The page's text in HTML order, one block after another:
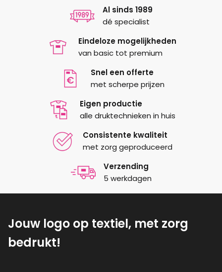
Al sinds 1989
dé specialist
Eindeloze mogelijkheden
van basic tot premium
Snel een offerte
met scherpe prijzen
Eigen productie
alle druktechnieken in huis
Consistente kwaliteit
met zorg geproduceerd
Verzending
5 werkdagen
Jouw logo op textiel, met zorg
bedrukt!